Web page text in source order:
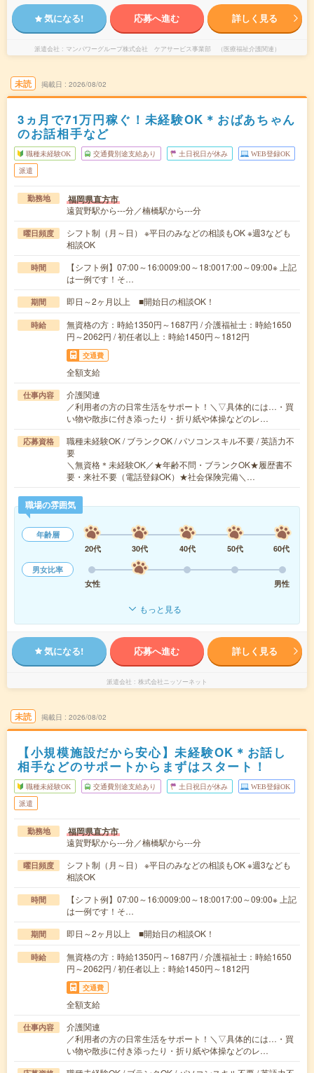
気になる! 応募へ進む 詳しく見る
派遣会社 マンパワーグループ株式会社 ケアサービス事業部 （医療福祉介護関連）
未読 掲載日 2026/08/02
3ヵ月で71万円稼ぐ！未経験OK＊おばあちゃん
のお話相手など
職種未経験OK 交通費別途支給あり 土日祝日が休み WEB登録OK
派遣
勤務地 福岡県直方市
遠賀野駅から---分／楠橋駅から---分
曜日頻度
シフト制（月～日） ※平日のみなどの相談もOK ※週3なども
相談OK
時間
【シフト例】07:00～16:0009:00～18:0017:00～09:00※ 上記
は一例です！そ…
期間 即日～2ヶ月以上 ■開始日の相談OK！
時給
無資格の方：時給1350円～1687円 / 介護福祉士：時給1650
円～2062円 / 初任者以上：時給1450円～1812円
交通費
全額支給
仕事内容
介護関連
／利用者の方の日常生活をサポート！＼▽具体的には…・買
い物や散歩に付き添ったり・折り紙や体操などのレ…
応募資格
職種未経験OK / ブランクOK / パソコンスキル不要 / 英語力不
要
＼無資格＊未経験OK／★年齢不問・ブランクOK★履歴書不
要・来社不要（電話登録OK）★社会保険完備＼…
職場の雰囲気
年齢層
20代
30代 40代 50代
60代
男女比率
女性
男性
もっと見る
気になる! 応募へ進む 詳しく見る
派遣会社 株式会社ニッソーネット
未読 掲載日 2026/08/02
【小規模施設だから安心】未経験OK＊お話し
相手などのサポートからまずはスタート！
職種未経験OK 交通費別途支給あり 土日祝日が休み WEB登録OK
派遣
勤務地 福岡県直方市
遠賀野駅から---分／楠橋駅から---分
曜日頻度
シフト制（月～日） ※平日のみなどの相談もOK ※週3なども
相談OK
時間
【シフト例】07:00～16:0009:00～18:0017:00～09:00※ 上記
は一例です！そ…
期間 即日～2ヶ月以上 ■開始日の相談OK！
時給
無資格の方：時給1350円～1687円 / 介護福祉士：時給1650
円～2062円 / 初任者以上：時給1450円～1812円
交通費
全額支給
仕事内容
介護関連
／利用者の方の日常生活をサポート！＼▽具体的には…・買
い物や散歩に付き添ったり・折り紙や体操などのレ…